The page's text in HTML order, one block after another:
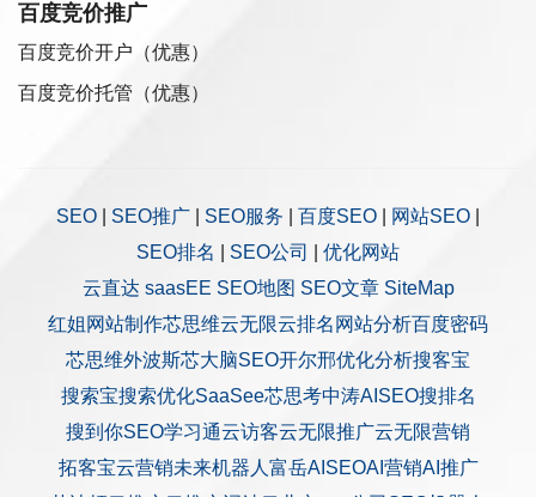
百度竞价推广
百度竞价开户（优惠）
百度竞价托管（优惠）
SEO SEO推广 SEO服务 百度SEO 网站SEO
SEO排名
SEO公司
优化网站
云直达 saasEE SEO地图 SEO文章 SiteMap
红姐网站制作芯思维云无限云排名 网站分析百度密码
芯思维外波斯芯大脑SEO开尔邢优化分析搜客宝
搜索宝搜索优化SaaSee芯思考中涛AISEO搜排名
搜到你SEO学习通云访客云无限推广云无限营销
拓客宝云营销未来机器人 富岳AISEOAI营销AI推广